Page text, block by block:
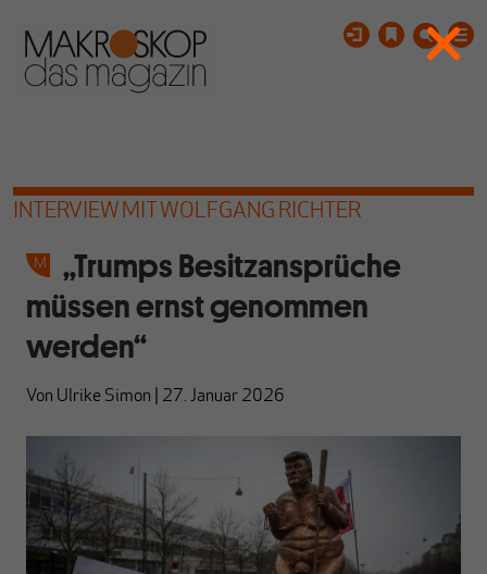
INTERVIEW MIT WOLFGANG RICHTER
„Trumps Besitzansprüche
müssen ernst genommen
werden“
Von Ulrike Simon 27. Januar 2026